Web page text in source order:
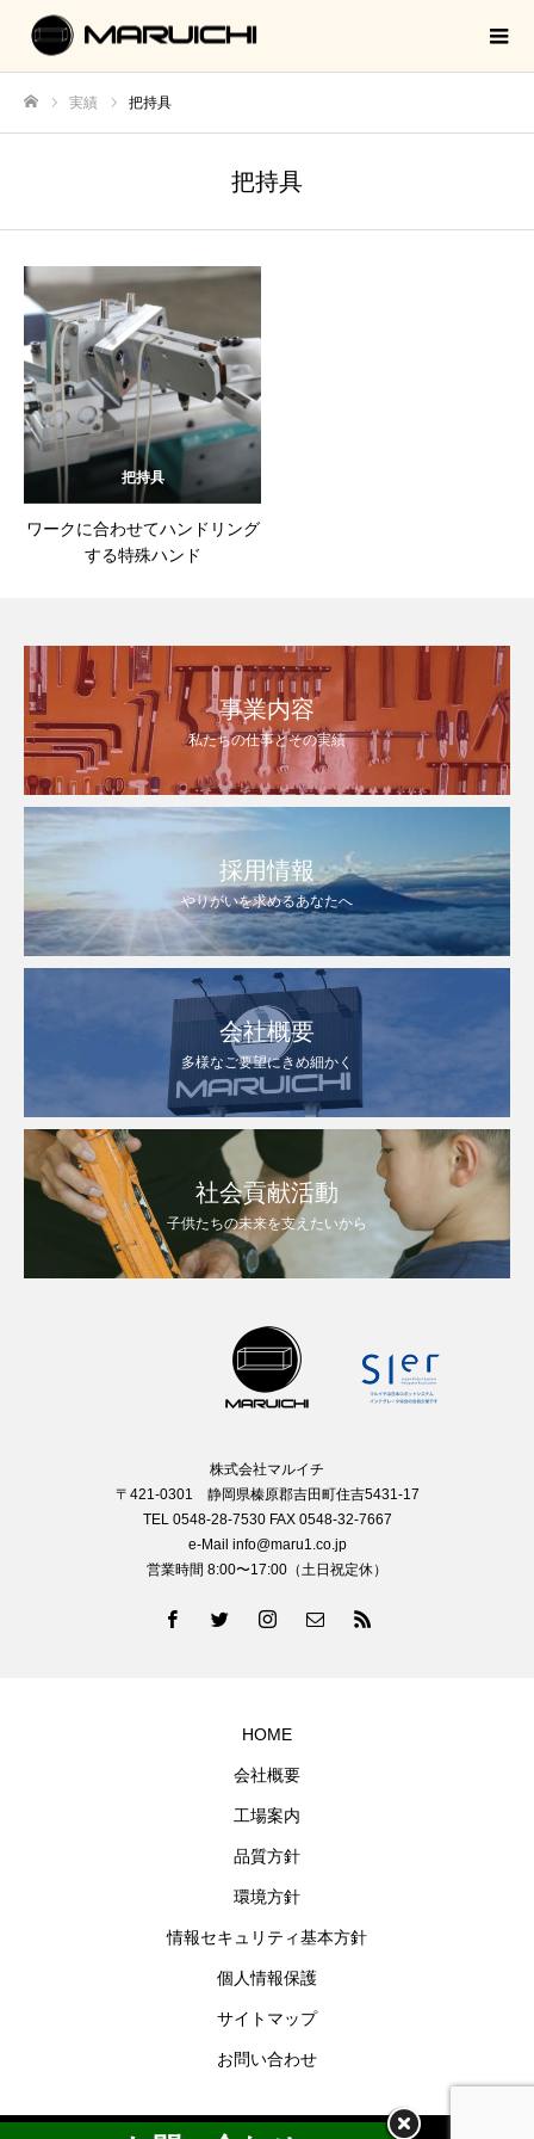
実績 把持具
把持具
把持具
ワークに合わせてハンドリング
する特殊ハンド
事業内容
私たちの仕事とその実績
採用情報
やりがいを求めるあなたへ
会社概要
多様なご要望にきめ細かく
社会貢献活動
子供たちの未来を支えたいから
株式会社マルイチ
〒421-0301 静岡県榛原郡吉田町住吉5431-17
TEL 0548-28-7530 FAX 0548-32-7667
e-Mail info@maru1.co.jp
営業時間 8:00〜17:00（土日祝定休）
HOME
会社概要
工場案内
品質方針
環境方針
情報セキュリティ基本方針
個人情報保護
サイトマップ
お問い合わせ